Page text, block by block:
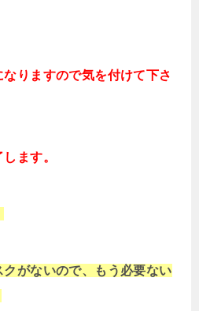
りますので気を付けて下さ
ます。
がないので、もう必要ない